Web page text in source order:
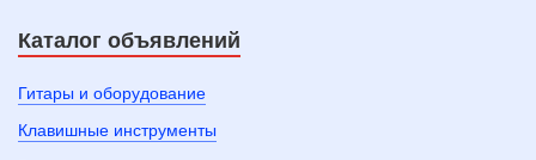
Каталог объявлений
Гитары и оборудование
Клавишные инструменты